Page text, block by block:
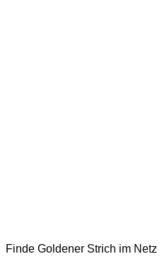
Finde Goldener Strich im Netz